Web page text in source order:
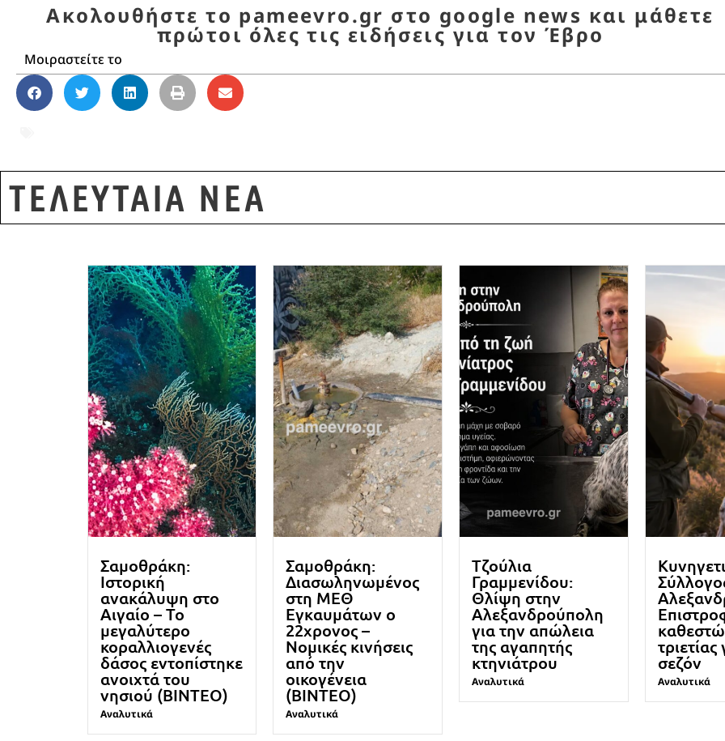
Ακολουθήστε το pameevro.gr στο google news και μάθετε
πρώτοι όλες τις ειδήσεις για τον Έβρο
Μοιραστείτε το
ΤΕΛΕΥΤΑΙΑ ΝΕΑ
Σαμοθράκη:
Ιστορική
ανακάλυψη στο
Αιγαίο – Το
μεγαλύτερο
κοραλλιογενές
δάσος εντοπίστηκε
ανοιχτά του
νησιού (ΒΙΝΤΕΟ)
Αναλυτικά
Σαμοθράκη:
Διασωληνωμένος
στη ΜΕΘ
Εγκαυμάτων ο
22χρονος –
Νομικές κινήσεις
από την
οικογένεια
(ΒΙΝΤΕΟ)
Αναλυτικά
Τζούλια
Γραμμενίδου:
Θλίψη στην
Αλεξανδρούπολη
για την απώλεια
της αγαπητής
κτηνιάτρου
Αναλυτικά
σεζόν
Αναλυτικά